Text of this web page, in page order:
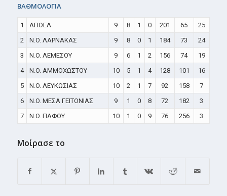
ΒΑΘΜΟΛΟΓΙΑ
1 ΑΠΟΕΛ 9 8 1 0 201 65
25
2
N.O. ΛΑΡΝΑΚΑΣ 9 8 0 1 184 73
24
3
N.O. ΛΕΜΕΣΟΥ 9 6 1 2 156 74
19
4
N.O. ΑΜΜΟΧΩΣΤΟΥ 10 5 1 4 128 101
16
5
N.O. ΛΕΥΚΩΣΙΑΣ 10 2 1 7 92 158
7
6
N.O. ΜΕΣΑ ΓΕΙΤΟΝΙΑΣ 9 1 0 8 72 182
3
7
N.O. ΠΑΦΟΥ 10 1 0 9 76 256 3
Μοίρασε το